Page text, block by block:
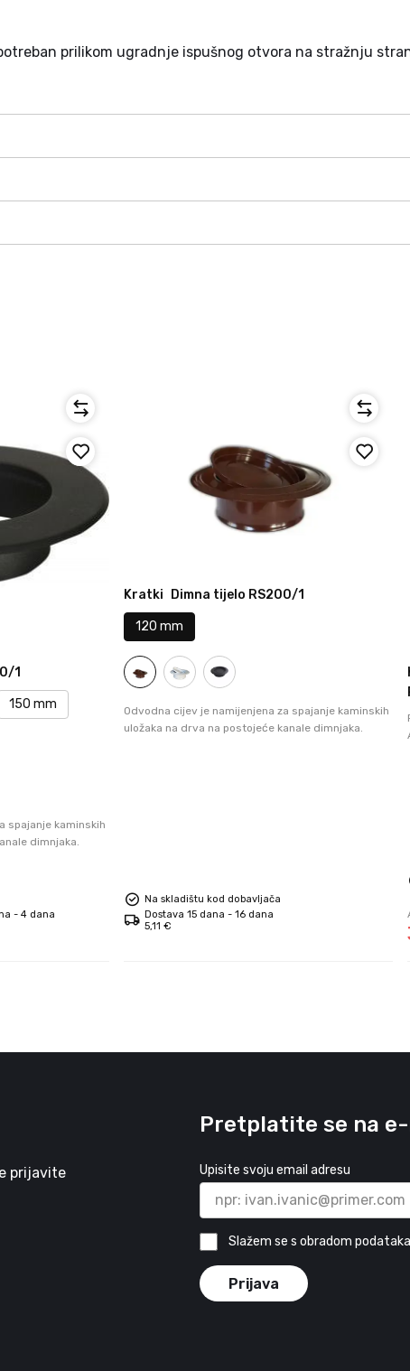
prilikom ugradnje ispušnog otvora na stražnju
1
150 mm
spajanje kaminskih
dimnjaka.
- 4 dana
Kratki Dimna tijelo RS200/1
120 mm
Odvodna cijev je namijenjena za spajanje kaminskih
uložaka na drva na postojeće kanale dimnjaka.
Na skladištu kod dobavljača
Dostava 15 dana - 16 dana
5,11 €
prijavite
Pretplatite se na
Upisite svoju email adresu
Slažem se s obradom
Prijava